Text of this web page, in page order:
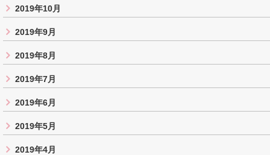
2019年10月
2019年9月
2019年8月
2019年7月
2019年6月
2019年5月
2019年4月